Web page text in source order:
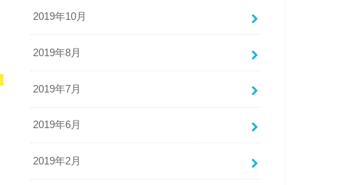
2019年10月
2019年8月
2019年7月
2019年6月
2019年2月